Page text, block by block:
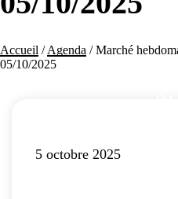
Accueil /Agenda /Marché
05/10/2025
5 octobre 2025